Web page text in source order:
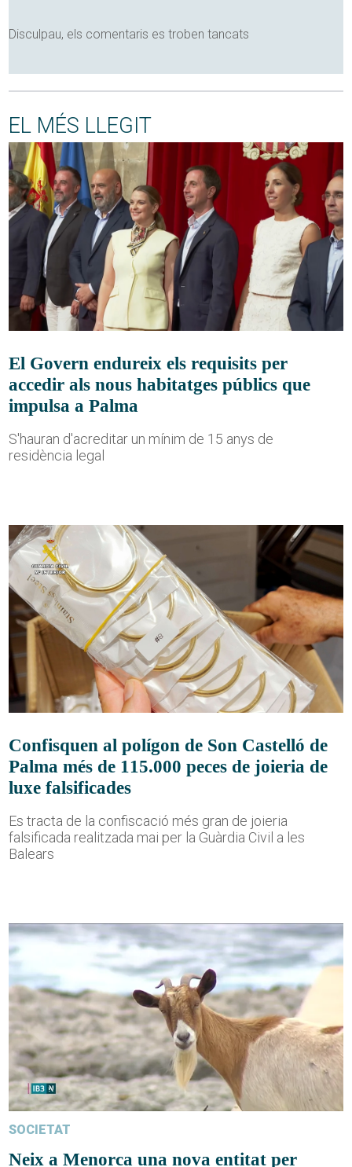
Disculpau, els comentaris es troben tancats
EL MÉS LLEGIT
El Govern endureix els requisits per
accedir als nous habitatges públics que
impulsa a Palma
S'hauran d'acreditar un mínim de 15 anys de
residència legal
Confisquen al polígon de Son Castelló de
Palma més de 115.000 peces de joieria de
luxe falsificades
Es tracta de la confiscació més gran de joieria
falsificada realitzada mai per la Guàrdia Civil a les
Balears
SOCIETAT
Neix a Menorca una nova entitat per